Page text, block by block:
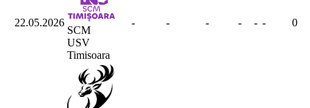
22.05.2026
SCM
USV
Timisoara
- - - - - - 0